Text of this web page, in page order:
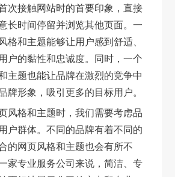
次接触网站时的首要印象，直接
长时间停留并浏览其他页面。一
格和主题能够让用户感到舒适、
户的黏性和忠诚度。同时，一个
主题也能让品牌在激烈的竞争中
牌形象，吸引更多的目标用户。
风格和主题时，我们需要考虑品
户群体。不同的品牌有着不同的
的网页风格和主题也会有所不
家专业服务公司来说，简洁、专